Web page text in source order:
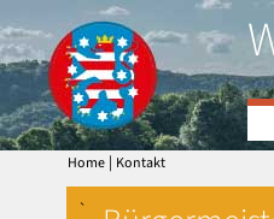
Home | Kontakt
`